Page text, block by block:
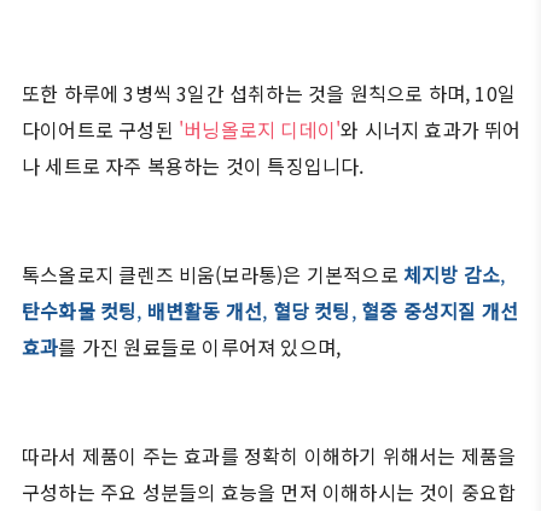
또한 하루에 3병씩 3일간 섭취하는 것을 원칙으로 하며, 10일
다이어트로 구성된 '버닝올로지 디데이'와 시너지 효과가 뛰어
나 세트로 자주 복용하는 것이 특징입니다.
톡스올로지 클렌즈 비움(보라통)은 기본적으로 체지방 감소,
탄수화물 컷팅, 배변활동 개선, 혈당 컷팅, 혈중 중성지질 개선
효과를 가진 원료들로 이루어져 있으며,
따라서 제품이 주는 효과를 정확히 이해하기 위해서는 제품을
구성하는 주요 성분들의 효능을 먼저 이해하시는 것이 중요합